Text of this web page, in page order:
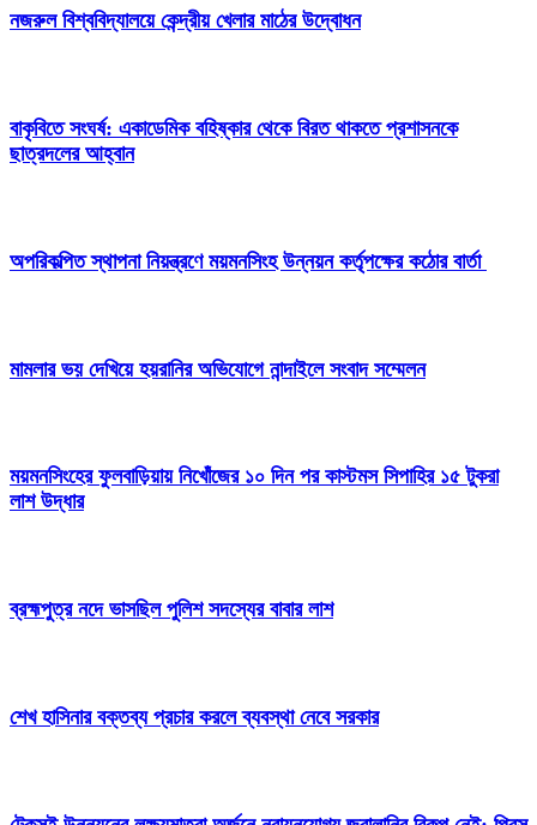
নজরুল বিশ্ববিদ্যালয়ে কেন্দ্রীয় খেলার মাঠের উদ্বোধন
বাকৃবিতে সংঘর্ষ: একাডেমিক বহিষ্কার থেকে বিরত থাকতে প্রশাসনকে
ছাত্রদলের আহ্বান
অপরিকল্পিত স্থাপনা নিয়ন্ত্রণে ময়মনসিংহ উন্নয়ন কর্তৃপক্ষের কঠোর বার্তা
মামলার ভয় দেখিয়ে হয়রানির অভিযোগে নান্দাইলে সংবাদ সম্মেলন
ময়মনসিংহের ফুলবাড়িয়ায় নিখোঁজের ১০ দিন পর কাস্টমস সিপাহির ১৫ টুকরা
লাশ উদ্ধার
ব্রহ্মপুত্র নদে ভাসছিল পুলিশ সদস্যের বাবার লাশ
শেখ হাসিনার বক্তব্য প্রচার করলে ব্যবস্থা নেবে সরকার